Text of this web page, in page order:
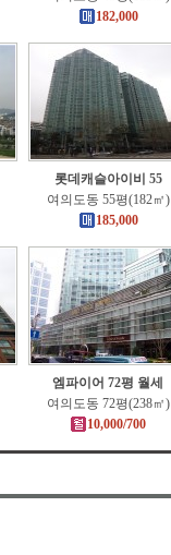
182,000
롯데캐슬아이비 55
여의도동 55평(182㎡)
185,000
엠파이어 72평 월세
여의도동 72평(238㎡)
10,000/700